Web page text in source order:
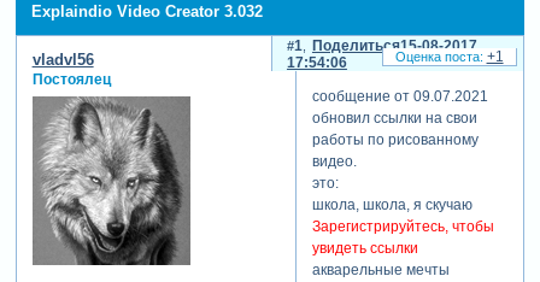
Explaindio Video Creator 3.032
Поделиться
1
15-08-2017
17:54:06
vladvl56
Постоялец
сообщение от 09.07.2021
обновил ссылки на свои
работы по рисованному
видео.
это:
школа, школа, я скучаю
Зарегистрируйтесь, чтобы
увидеть ссылки
акварельные мечты
+1